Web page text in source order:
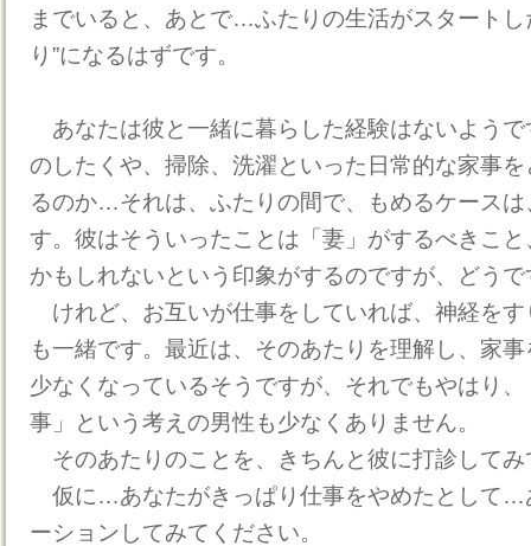
までいると、あとで…ふたりの生活がスタートし
り”になるはずです。
あなたは彼と一緒に暮らした経験はないよう
のしたくや、掃除、洗濯といった日常的な家事
るのか…それは、ふたりの間で、もめるケース
す。彼はそういったことは「妻」がするべきこ
かもしれないという印象がするのですが、どうで
けれど、お互いが仕事をしていれば、神経を
も一緒です。最近は、そのあたりを理解し、家
少なくなっているそうですが、それでもやはり
事」という考えの男性も少なくありません。
そのあたりのことを、きちんと彼に打診してみ
仮に…あなたがきっぱり仕事をやめたとして…
ーションしてみてください。